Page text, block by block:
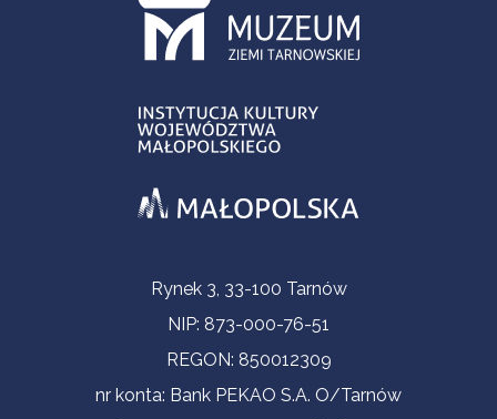
Informacje kontaktoweRynek 3, 33-100 Tarnów
NIP: 873-000-76-51
REGON: 850012309
nr konta: Bank PEKAO S.A. O/Tarnów